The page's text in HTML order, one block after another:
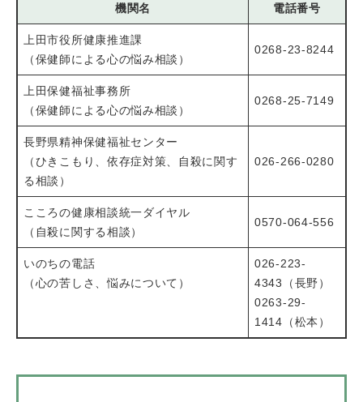
機関名 電話番号
上田市役所健康推進課
（保健師による心の悩み相談）
0268-23-8244
上田保健福祉事務所
（保健師による心の悩み相談）
0268-25-7149
長野県精神保健福祉センター
（ひきこもり、依存症対策、自殺に関す
る相談）
026-266-0280
こころの健康相談統一ダイヤル
（自殺に関する相談）
0570-064-556
いのちの電話
（心の苦しさ、悩みについて）
026-223-
4343（長野）
0263-29-
1414（松本）